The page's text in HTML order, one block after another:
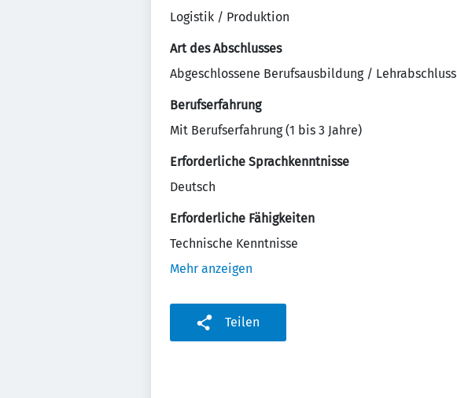
Logistik / Produktion
Art des Abschlusses
Abgeschlossene Berufsausbildung / Lehrabschluss
Berufserfahrung
Mit Berufserfahrung (1 bis 3 Jahre)
Erforderliche Sprachkenntnisse
Deutsch
Erforderliche Fähigkeiten
Technische Kenntnisse
Mehr anzeigen
Teilen